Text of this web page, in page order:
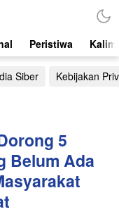
Peristiwa
Siber
Kebijakan
5
Belum Ada